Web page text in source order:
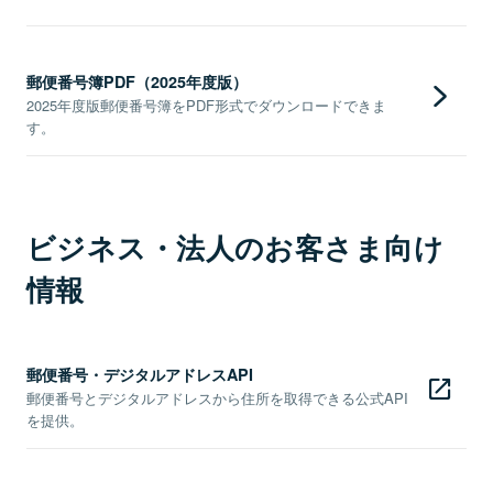
郵便番号簿PDF（2025年度版）
2025年度版郵便番号簿をPDF形式でダウンロードできま
す。
ビジネス・法人のお客さま向け
情報
郵便番号・デジタルアドレスAPI
郵便番号とデジタルアドレスから住所を取得できる公式API
を提供。